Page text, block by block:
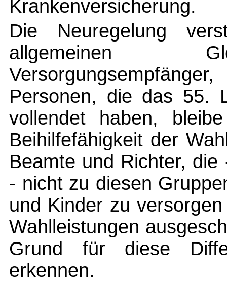
Krankenversicherung.
Die Neuregelung
allgemeinen
Personen, die das 55.
vollendet haben,
Beihilfefähigkeit der
Beamte und Richter,
- nicht zu diesen
und Kinder zu
Wahlleistungen
Grund für diese
erkennen.